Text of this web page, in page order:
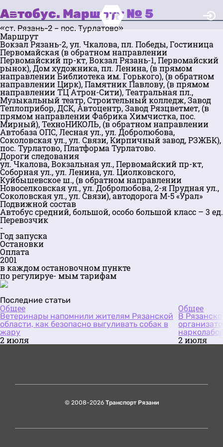
Автобус. Маршрут № 5
«ст. Рязань-2 – пос. Турлатово»
Маршрут
Вокзал Рязань-2, ул. Чкалова, пл. Победы, Гостиница
Первомайская (в обратном направлении
Первомайский пр-кт, Вокзал Рязань-1, Первомайский
рынок), Дом художника, пл. Ленина, (в прямом
направлении Библиотека им. Горького), (в обратном
направлении Цирк), Памятник Павлову, (в прямом
направлении ТЦ Атрон-Сити), Театральная пл.,
Музыкальный театр, Строительный колледж, Завод
Теплоприбор, ДСК, Автоцентр, Завод Рязцветмет, (в
прямом направлении Фабрика Химчистка, пос.
Мирный), ТехноНИКОЛЬ, (в обратном направлении
Автобаза ОПС, Лесная ул., ул. Добролюбова,
Соколовская ул., ул. Связи, Кирпичный завод, РЗЖБК),
пос. Турлатово, Платформа Турлатово.
Дороги следования
ул. Чкалова, Вокзальная ул., Первомайский пр-кт,
Соборная ул., ул. Ленина, ул. Циолковского,
Куйбышевское ш., (в обратном направлении
Новоселковская ул., ул. Добролюбова, 2-я Прудная ул.,
Соколовская ул., ул. Связи), автодорога М-5 «Урал»
Подвижной состав
Автобус средний, большой, особо большой класс – 3 ед.
Перевозчик
-
Год запуска
Остановки
Оплата
2001
в каждом остановочном пункте
по регулируе- мым тарифам
Последние статьи
Общее
Ветеринары напомнили жителям Рязанской
области, как безопасно выгуливать собак в
жару
2 июля
Общее
В
2 июля
© 2008-2026 Транспорт Рязани